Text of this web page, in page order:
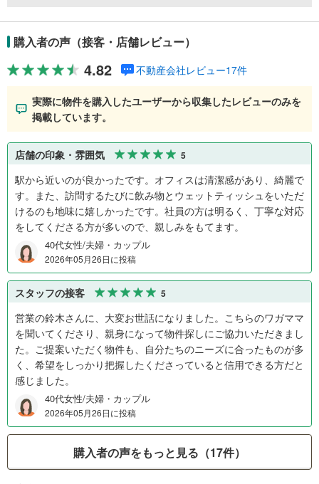
購入者の声（接客・店舗レビュー）
4.82 不動産会社レビュー17件
実際に物件を購入したユーザーから収集したレビューのみを
掲載しています。
店舗の印象・雰囲気 5
駅から近いのが良かったです。オフィスは清潔感があり、綺麗で
す。また、訪問するたびに飲み物とウェットティッシュをいただ
けるのも地味に嬉しかったです。社員の方は明るく、丁寧な対応
をしてくださる方が多いので、親しみをもてます。
40代女性/夫婦・カップル
2026年05月26日に投稿
スタッフの接客 5
営業の鈴木さんに、大変お世話になりました。こちらのワガママ
を聞いてくださり、親身になって物件探しにご協力いただきまし
た。ご提案いただく物件も、自分たちのニーズに合ったものが多
く、希望をしっかり把握したくださっていると信用できる方だと
感じました。
40代女性/夫婦・カップル
2026年05月26日に投稿
購入者の声をもっと見る（17件）